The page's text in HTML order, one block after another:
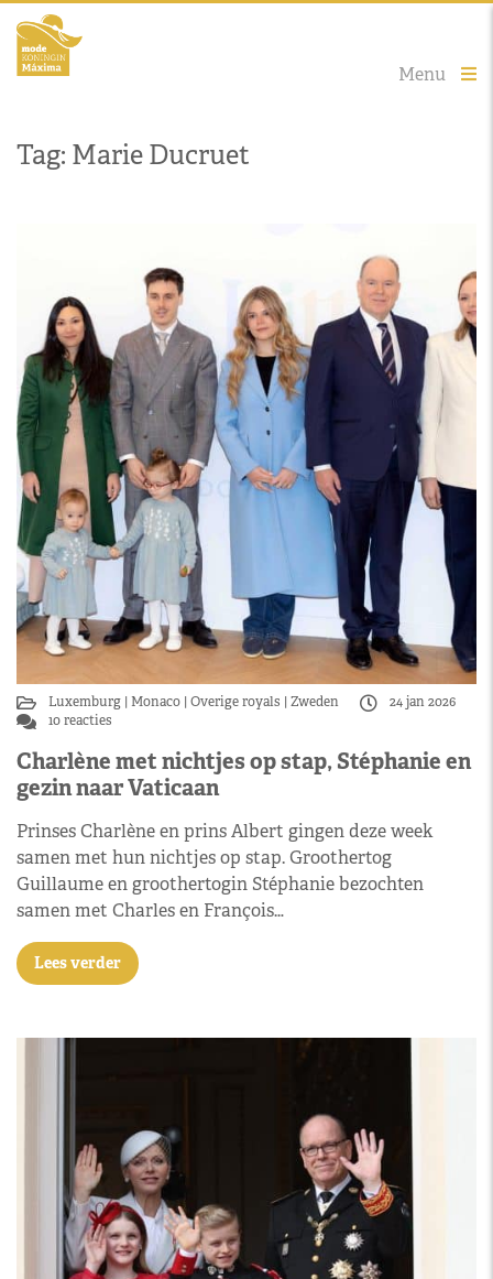
Menu
Tag: Marie Ducruet
Luxemburg Monaco Overige royals Zweden
24 jan 2026
10 reacties
Charlène met nichtjes op stap, Stéphanie en
gezin naar Vaticaan
Prinses Charlène en prins Albert gingen deze week
samen met hun nichtjes op stap. Groothertog
Guillaume en groothertogin Stéphanie bezochten
samen met Charles en François…
Lees verder